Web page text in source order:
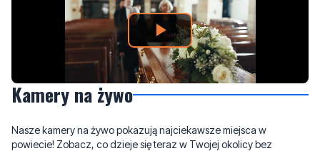
Kamery na żywo
Nasze kamery na żywo pokazują najciekawsze miejsca w
powiecie! Zobacz, co dzieje się teraz w Twojej okolicy bez